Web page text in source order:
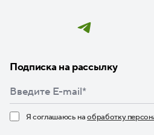
Подписка на рассылку
Я соглашаюсь наобработку